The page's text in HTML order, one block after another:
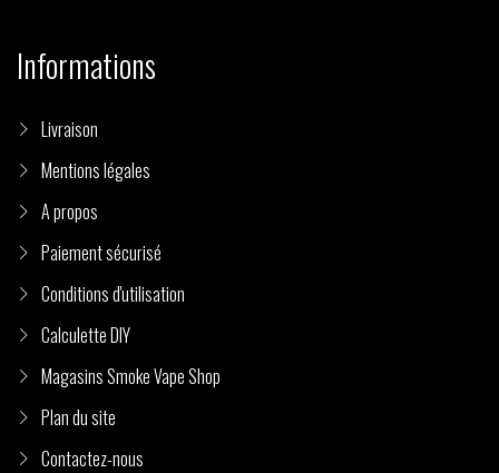
Informations
Livraison
Mentions légales
A propos
Paiement sécurisé
Conditions d'utilisation
Calculette DIY
Magasins Smoke Vape Shop
Plan du site
Contactez-nous